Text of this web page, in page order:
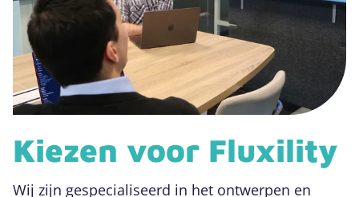
Kiezen voor Fluxility
Wij zijn gespecialiseerd in het ontwerpen en